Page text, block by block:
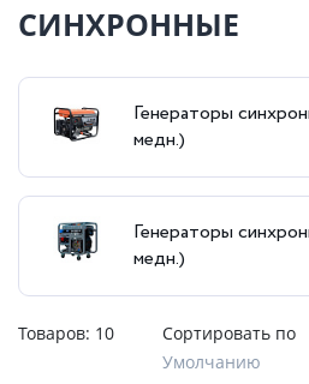
СИНХРОННЫЕ
Генераторы
медн.)
Генераторы
медн.)
Товаров: 10
Сортировать по
Умолчанию